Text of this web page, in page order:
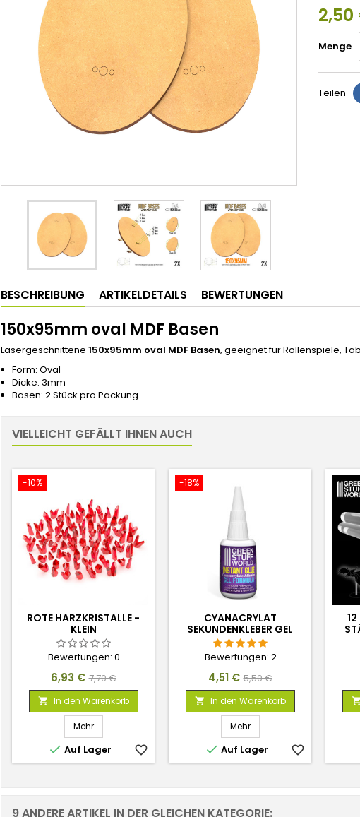
2,50
Menge
Teilen
BESCHREIBUNG ARTIKELDETAILS BEWERTUNGEN
150x95mm oval MDF Basen
Lasergeschnittene 150x95mm oval MDF Basen, geeignet für Rollenspiele,
Form: Oval
Dicke: 3mm
Basen: 2 Stück pro Packung
VIELLEICHT GEFÄLLT IHNEN AUCH
-10%
ROTE HARZKRISTALLE -
KLEIN
Bewertungen: 0
Preis
6,93 € Verkaufspreis
7,70 €
 In den Warenkorb
Mehr
 Auf Lager favorite_border
-18%
CYANACRYLAT
SEKUNDENKLEBER GEL
20GR.
Bewertungen: 2
Preis
4,51 € Verkaufspreis
5,50 €
 In den Warenkorb
Mehr
 Auf Lager favorite_border

9 ANDERE ARTIKEL IN DER GLEICHEN KATEGORIE: